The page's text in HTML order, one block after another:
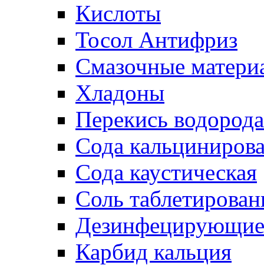
Кислоты
Тосол Антифриз
Смазочные
Хладоны
Перекись водорода
Сода
Сода каустическая
Соль
Дезинфецирующие
Карбид кальция